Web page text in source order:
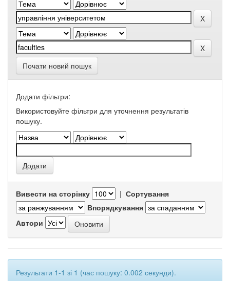
Почати новий пошук
Додати фільтри:
Використовуйте фільтри для уточнення результатів
пошуку.
Вивести на сторінку | Сортування
Впорядкування
Автори
Результати 1-1 зі 1 (час пошуку: 0.002 секунди).